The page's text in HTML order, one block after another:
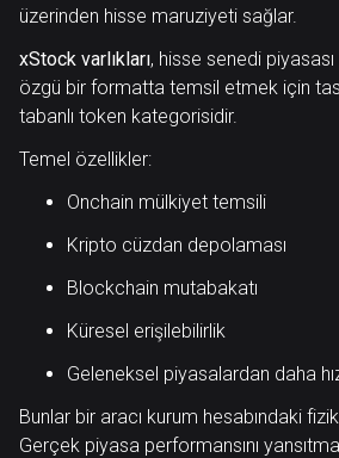
üzerinden hisse maruziyeti sağlar.
xStock varlıkları, hisse senedi
özgü bir formatta temsil etmek için
tabanlı token kategorisidir.
Temel özellikler:
Onchain mülkiyet temsili
Kripto cüzdan depolaması
Blockchain mutabakatı
Küresel erişilebilirlik
Geleneksel piyasalardan daha
Bunlar bir aracı kurum hesabındaki
Gerçek piyasa performansını